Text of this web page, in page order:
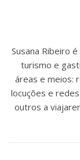
Susana Ribeiro
turismo e
áreas e meios:
locuções e
outros a